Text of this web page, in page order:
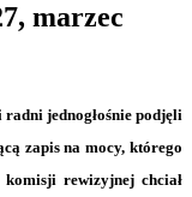
marzec
radni jednogłośnie podjęli
zapis na mocy, którego
komisji rewizyjnej chciał